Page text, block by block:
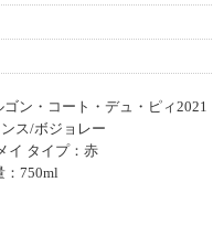
ン・コート・デュ・ピィ2021
ス/ボジョレー
イ タイプ：赤
：750ml